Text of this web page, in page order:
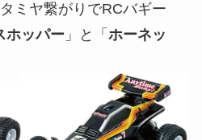
ミヤ繋がりでRCバギー
ホッパー 」と「 ホーネッ